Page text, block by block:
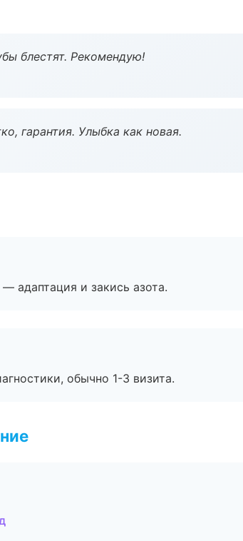
блестят. Рекомендую!
гарантия. Улыбка как новая.
адаптация и закись азота.
обычно 1-3 визита.